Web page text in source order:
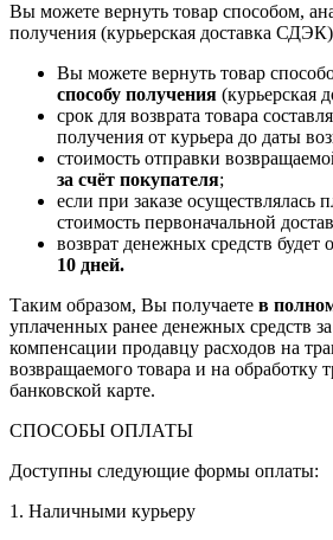
Вы можете вернуть товар способом,
получения (курьерская доставка
Вы можете вернуть товар
способу получения (курьерская
срок для возврата товара
получения от курьера до даты
стоимость отправки
за счёт покупателя;
если при заказе осуществлялась
стоимость первоначальной
возврат денежных средств будет
10 дней.
Таким образом, Вы получаете в
уплаченных ранее денежных средств за
компенсации продавцу расходов на
возвращаемого товара и на обработку
банковской карте.
СПОСОБЫ ОПЛАТЫ
Доступны следующие формы оплаты:
1. Наличными курьеру